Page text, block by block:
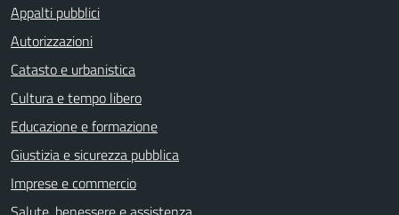
Appalti pubblici
Autorizzazioni
Catasto e urbanistica
Cultura e tempo libero
Educazione e formazione
Giustizia e sicurezza pubblica
Imprese e commercio